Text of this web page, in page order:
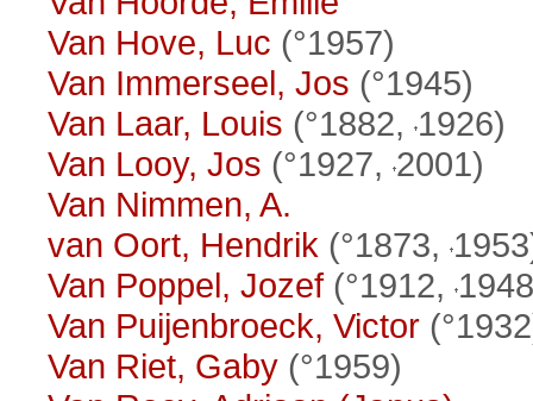
Van Hove, Luc (°1957)
Van Immerseel, Jos (°1945)
Van Laar, Louis (°1882, 1926)
Van Looy, Jos (°1927, 2001)
Van Nimmen, A.
van Oort, Hendrik (°1873,
Van Poppel, Jozef(°1912,
Van Puijenbroeck, Victor
Van Riet, Gaby (°1959)